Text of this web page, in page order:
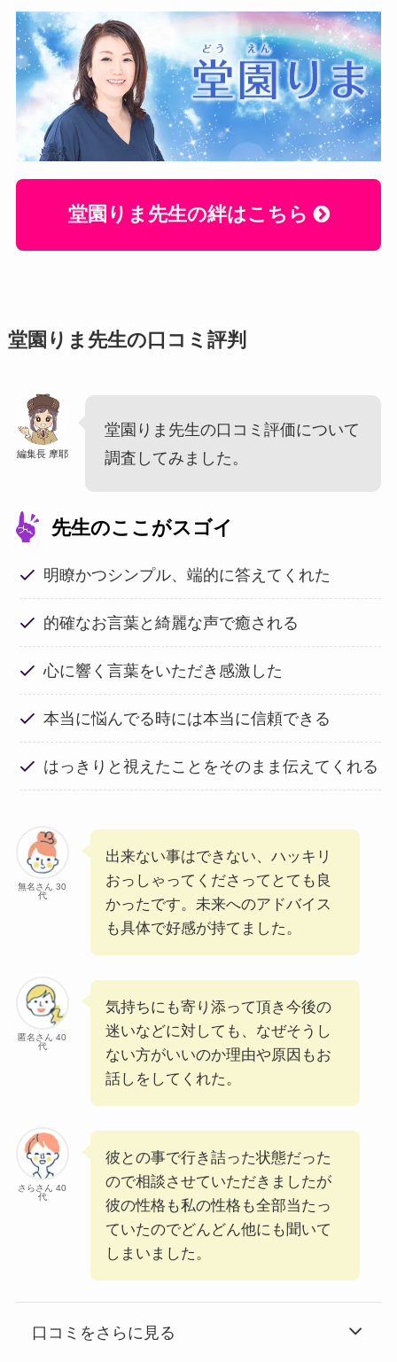
堂園りま先生の絆はこちら
堂園りま先生の口コミ評判
編集長 摩耶
堂園りま先生の口コミ評価について
調査してみました。
先生のここがスゴイ
明瞭かつシンプル、端的に答えてくれた
的確なお言葉と綺麗な声で癒される
心に響く言葉をいただき感激した
本当に悩んでる時には本当に信頼できる
はっきりと視えたことをそのまま伝えてくれる
無名さん 30
代
出来ない事はできない、ハッキリ
おっしゃってくださってとても良
かったです。未来へのアドバイス
も具体で好感が持てました。
匿名さん 40
代
気持ちにも寄り添って頂き今後の
迷いなどに対しても、なぜそうし
ない方がいいのか理由や原因もお
話しをしてくれた。
さらさん 40
代
彼との事で行き詰った状態だった
ので相談させていただきましたが
彼の性格も私の性格も全部当たっ
ていたのでどんどん他にも聞いて
しまいました。
口コミをさらに見る